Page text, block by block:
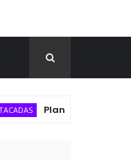
Plan B reduciría en 453